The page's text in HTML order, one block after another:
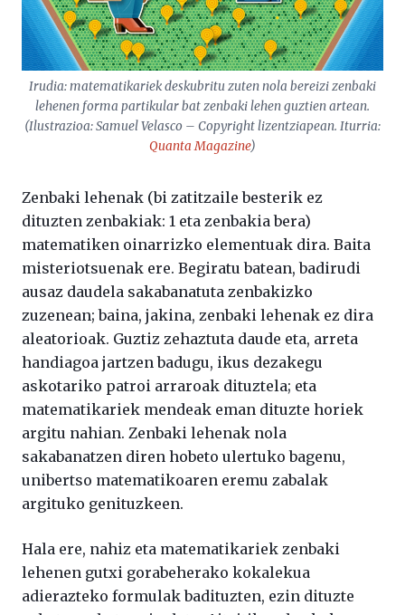
Irudia: matematikariek deskubritu zuten nola bereizi zenbaki
lehenen forma partikular bat zenbaki lehen guztien artean.
(Ilustrazioa: Samuel Velasco – Copyright lizentziapean. Iturria:
Quanta Magazine)
Zenbaki lehenak (bi zatitzaile besterik ez
dituzten zenbakiak: 1 eta zenbakia bera)
matematiken oinarrizko elementuak dira. Baita
misteriotsuenak ere. Begiratu batean, badirudi
ausaz daudela sakabanatuta zenbakizko
zuzenean; baina, jakina, zenbaki lehenak ez dira
aleatorioak. Guztiz zehaztuta daude eta, arreta
handiagoa jartzen badugu, ikus dezakegu
askotariko patroi arraroak dituztela; eta
matematikariek mendeak eman dituzte horiek
argitu nahian. Zenbaki lehenak nola
sakabanatzen diren hobeto ulertuko bagenu,
unibertso matematikoaren eremu zabalak
argituko genituzkeen.
Hala ere, nahiz eta matematikariek zenbaki
lehenen gutxi gorabeherako kokalekua
adierazteko formulak badituzten, ezin dituzte